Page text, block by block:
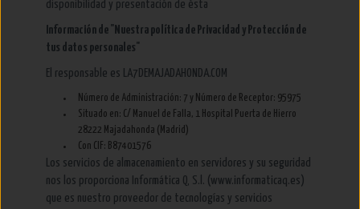
disponibilidad y presentación de ésta
Información de "Nuestra política de Privacidad y Protección de
tus datos personales"
El responsable es LA7DEMAJADAHONDA.COM
Número de Administración: 7 y Número de Receptor: 95975
Situado en: C/ Manuel de Falla, 1 Hospital Puerta de Hierro
28222 Majadahonda (Madrid)
Con CIF: B87401576
Los servicios de almacenamiento en servidores y su seguridad
nos los proporciona Informática Q, S.l. (www.informaticaq.es)
que es nuestro proveedor de tecnologías y servicios